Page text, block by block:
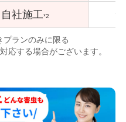
自社施工*2
プランのみに限る
応する場合がございます。